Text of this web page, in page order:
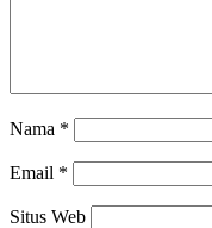
Nama *
Email *
Situs Web